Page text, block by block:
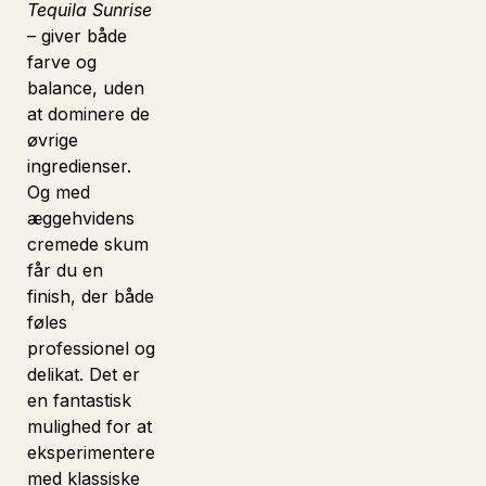
Tequila Sunrise
– giver både
farve og
balance, uden
at dominere de
øvrige
ingredienser.
Og med
æggehvidens
cremede skum
får du en
finish, der både
føles
professionel og
delikat. Det er
en fantastisk
mulighed for at
eksperimentere
med klassiske